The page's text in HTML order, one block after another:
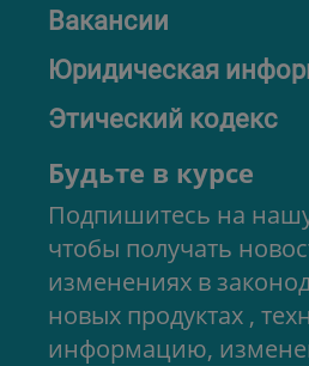
Вакансии
Юридическая
Этический кодекс
Будьте в курсе
Подпишитесь на
чтобы получать
изменениях в
новых продуктах ,
информацию,